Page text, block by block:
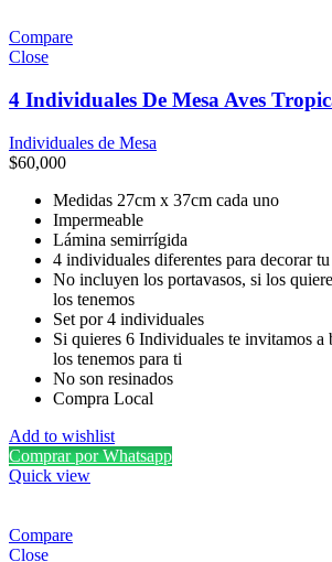
Compare
Close
4 Individuales De Mesa Aves
Individuales de Mesa
$60,000
Medidas 27cm x 37cm cada uno
Impermeable
Lámina semirrígida
4 individuales diferentes para decorar
No incluyen los portavasos, si los
los tenemos
Set por 4 individuales
Si quieres 6 Individuales te invitamos a
los tenemos para ti
No son resinados
Compra Local
Add to wishlist
Comprar por Whatsapp
Quick view
Compare
Close